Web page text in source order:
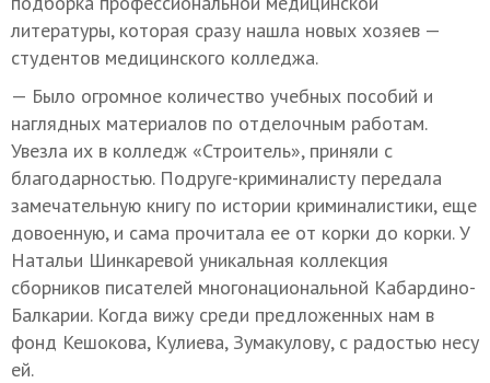
литературы, которая сразу нашла новых хозяев —
студентов медицинского колледжа.
— Было огромное количество учебных пособий и
наглядных материалов по отделочным работам.
Увезла их в колледж «Строитель», приняли с
благодарностью. Подруге-криминалисту передала
замечательную книгу по истории криминалистики, еще
довоенную, и сама прочитала ее от корки до корки. У
Натальи Шинкаревой уникальная коллекция
сборников писателей многонациональной Кабардино-
Балкарии. Когда вижу среди предложенных нам в
фонд Кешокова, Кулиева, Зумакулову, с радостью несу
ей.